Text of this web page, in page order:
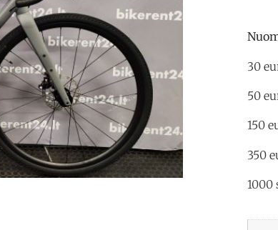
30
50
150
350
1000